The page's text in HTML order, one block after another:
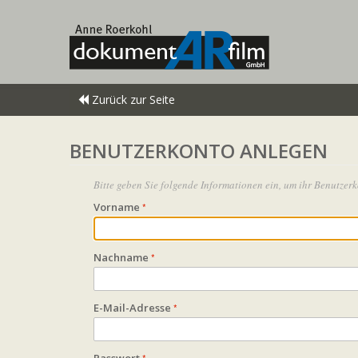
Zurück zur Seite
BENUTZERKONTO ANLEGEN
Bitte geben Sie folgende Informationen ein, um ihr
Vorname
Nachname
E-Mail-Adresse